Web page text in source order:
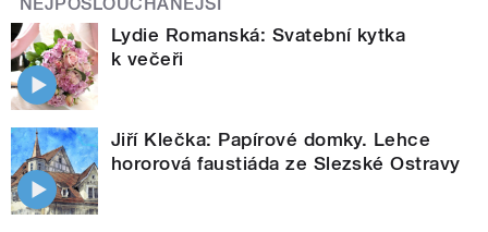
Lydie Romanská: Svatební kytka
k večeři
Jiří Klečka: Papírové domky. Lehce
hororová faustiáda ze Slezské Ostravy